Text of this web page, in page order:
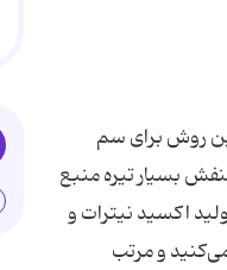
روش برای سم
بسیار تیره منبع
اکسید نیترات و
و مرتب